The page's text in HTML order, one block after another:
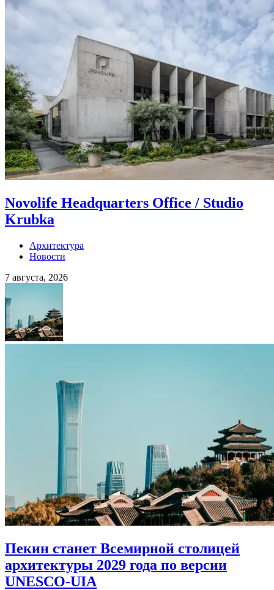
Novolife Headquarters Office / Studio
Krubka
Архитектура
Новости
7 августа, 2026
Пекин станет Всемирной столицей
архитектуры 2029 года по версии
UNESCO-UIA